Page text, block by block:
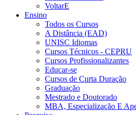
VoltarE
Ensino
Todos os Cursos
A Distância (EAD)
UNISC Idiomas
Cursos Técnicos - CEPRU
Cursos Profissionalizantes
Educar-se
Cursos de Curta Duração
Graduação
Mestrado e Doutorado
MBA, Especialização E